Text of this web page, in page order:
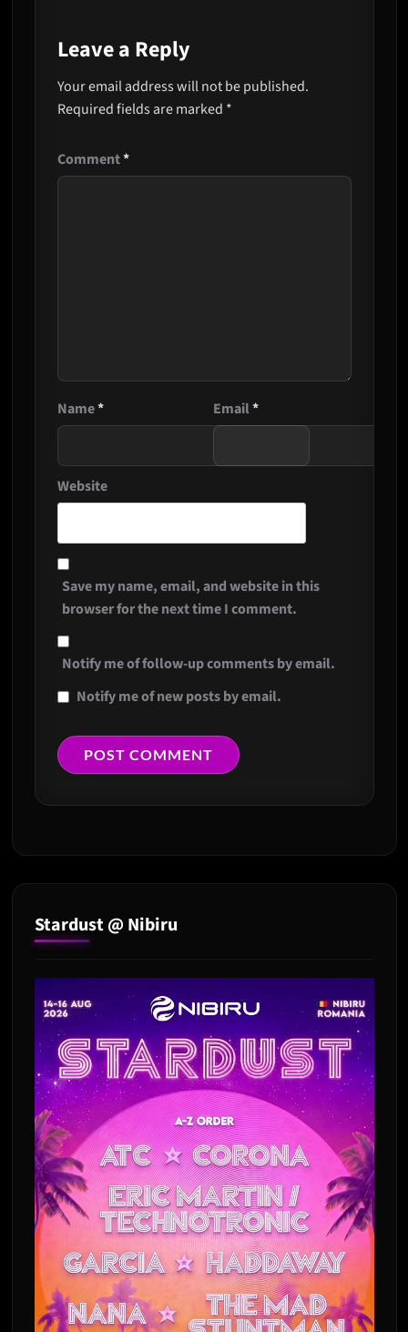
Leave a Reply
Your email address will not be published.
Required fields are marked *
Comment*
Name* Email*
Website
Save my name, email, and website in this
browser for the next time I comment.
Notify me of follow-up comments by email.
Notify me of new posts by email.
Stardust @ Nibiru